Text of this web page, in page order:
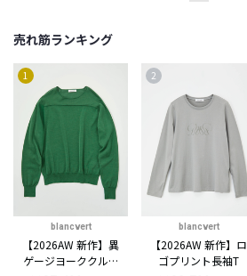
売れ筋ランキング
1
blancvert
【2026AW 新作】異
ゲージヨーククルー
2
blancvert
【2026AW 新作】ロ
ゴプリント長袖T